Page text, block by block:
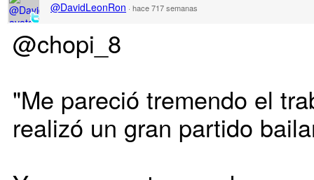
@DavidLeonRon · hace 717 semanas
@chopi_8
"Me pareció tremendo el
realizó un gran partido